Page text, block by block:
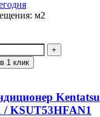
м2
1 клик
Kentatsu
KSUT53HFAN1